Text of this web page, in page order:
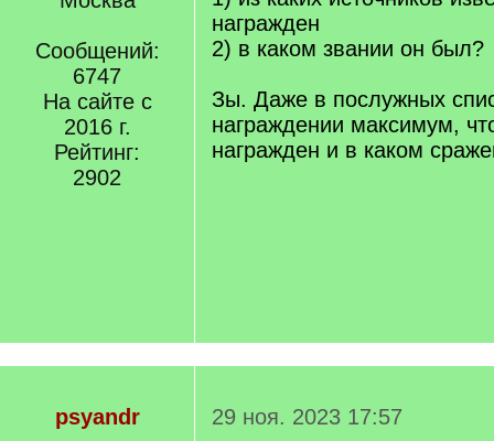
Сообщений:
6747
На сайте с
2016 г.
Рейтинг:
2902
награжден
2) в каком звании он был?
Зы. Даже в послужных
награждении максимум,
награжден и в каком
psyandr 29 ноя. 2023 17:57